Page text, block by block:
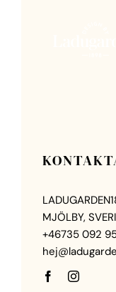
MJÖLBY,
+46735 092